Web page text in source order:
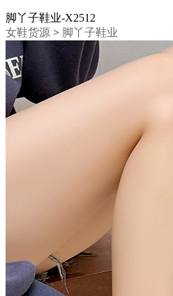
脚丫子鞋业-X2512
女鞋货源 > 脚丫子鞋业